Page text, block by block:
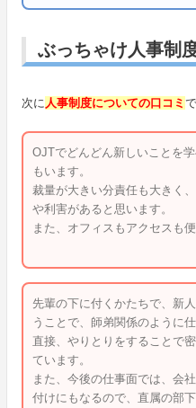
ぶっちゃけ人事制
次に 人事制度についての口コミ
OJTでどんどん新しいことを
もいます。
裁量が大きい分責任も大きく
や利害があると思います。
また、オフィスもアクセスも便
先輩の下に付くかたちで、新
うことで、師弟関係のように
直接、やりとりをすることで
ています。
また、今後の仕事面では、会
付けにもなるので、直属の部